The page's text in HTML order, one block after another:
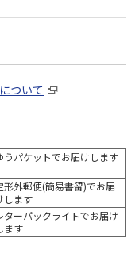
ついて
うパケットでお届けします
形外郵便(簡易書留)でお届
します
ターパックライトでお届け
ます